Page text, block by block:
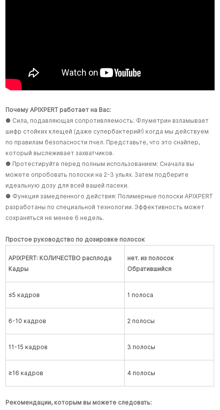
Почему APIXPERT работает на Вас:
● Сила, подавляющая сопротивляемость: Флуметрин взламывает
шифр стойких клещей (даже супербактерий!) когда мы действуем
по правилам безопасности пчел. Представьте, что это снайпер,
который выслеживает захватчиков.
● Протестируйте перед полным использованием: Сначала вы
можете опробовать полоски на 2-3 ульях. Затем подберите
идеальную дозу для всей вашей пасеки.
● Функция замедленного действия: Полимерные полоски APIXPERT
разработаны по специальной технологии. Эффективность может
сохраняться не менее 6 недель.
Простое руководство по дозировке полосок
APIXPERT: КОЛИЧЕСТВО расплода
Кадры
нет. из полосок
Обратившийся
≤5 кадров 1 полоса
6-10 кадров 2 полосы
11-15 кадров 3 полосы
≥16 кадров 4 полосы
Рекомендации, которым вы можете следовать: